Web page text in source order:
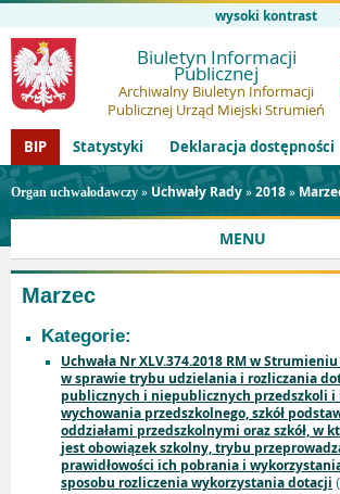
wysoki kontrast
Biuletyn Informacji
Publicznej
Archiwalny Biuletyn Informacji
Publicznej Urząd Miejski Strumień
BIP
Statystyki Deklaracja dostępności
Organ uchwałodawczy » Uchwały Rady»2018»
MENU
Marzec
Kategorie:
Uchwała Nr XLV.374.2018 RM w
w sprawie trybu udzielania i rozliczania
publicznych i niepublicznych przedszkoli
wychowania przedszkolnego, szkół
oddziałami przedszkolnymi oraz szkół, w
jest obowiązek szkolny, trybu
prawidłowości ich pobrania i
sposobu rozliczenia wykorzystania dotacji